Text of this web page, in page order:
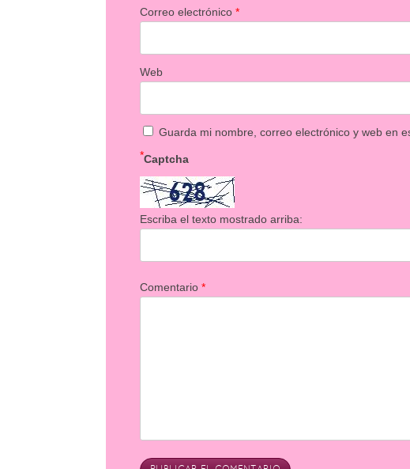
Correo electrónico*
Web
Guarda mi nombre, correo electrónico y web en
Captcha
*
Escriba el texto mostrado arriba:
Comentario*